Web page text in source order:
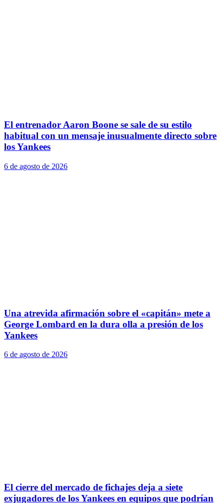
El entrenador Aaron Boone se sale de su estilo
habitual con un mensaje inusualmente directo sobre
los Yankees
6 de agosto de 2026
Una atrevida afirmación sobre el «capitán» mete a
George Lombard en la dura olla a presión de los
Yankees
6 de agosto de 2026
El cierre del mercado de fichajes deja a siete
exjugadores de los Yankees en equipos que podrían